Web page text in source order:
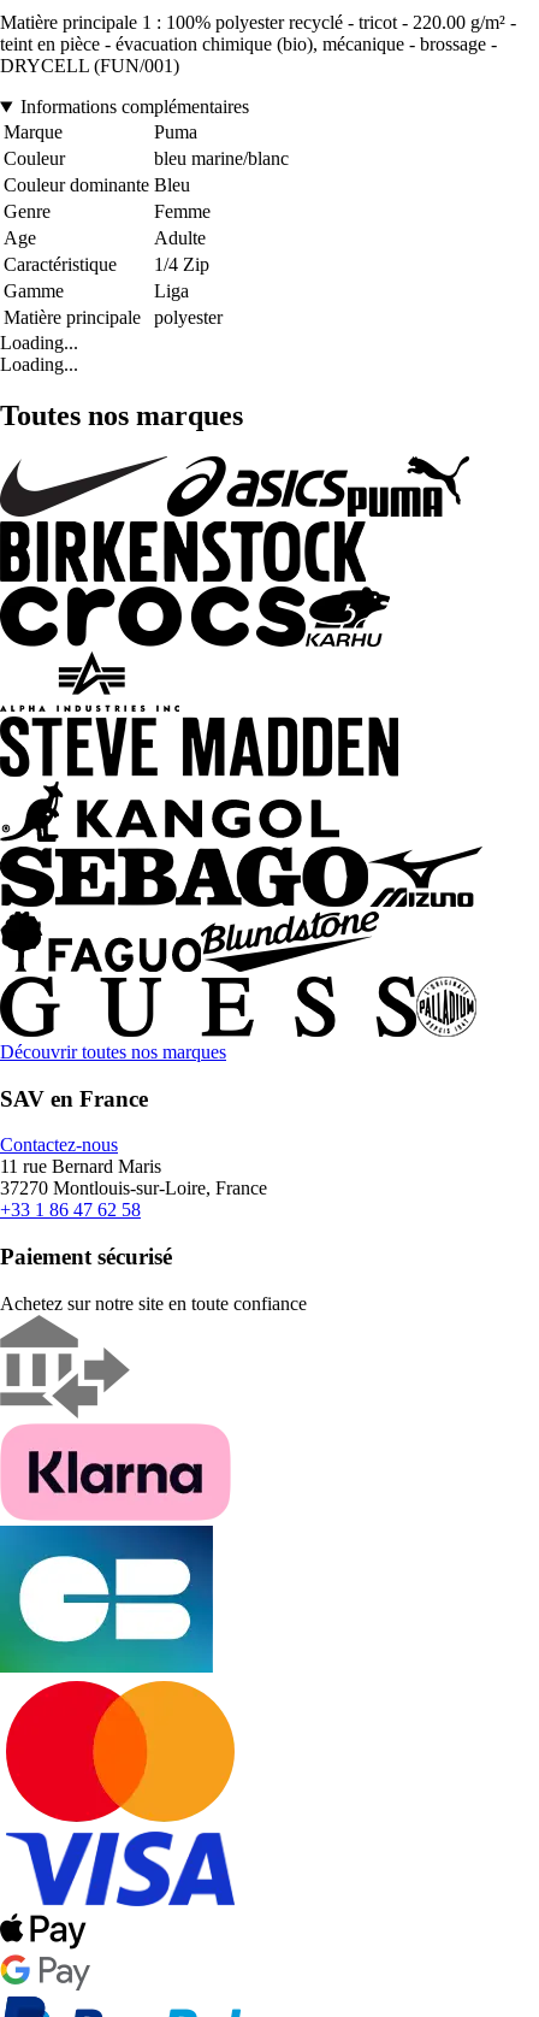
Matière principale 1 : 100% polyester recyclé - tricot - 220.00 g/m² -
teint en pièce - évacuation chimique (bio), mécanique - brossage -
DRYCELL (FUN/001)
Informations complémentaires
Marque
Puma
Couleur
bleu marine/blanc
Couleur dominante Bleu
Genre
Femme
Age
Adulte
Caractéristique
1/4 Zip
Gamme
Liga
Matière principale
polyester
Loading...
Loading...
Toutes nos marques
Découvrir toutes nos marques
SAV en France
Contactez-nous
11 rue Bernard Maris
37270 Montlouis-sur-Loire, France
+33 1 86 47 62 58
Paiement sécurisé
Achetez sur notre site en toute confiance